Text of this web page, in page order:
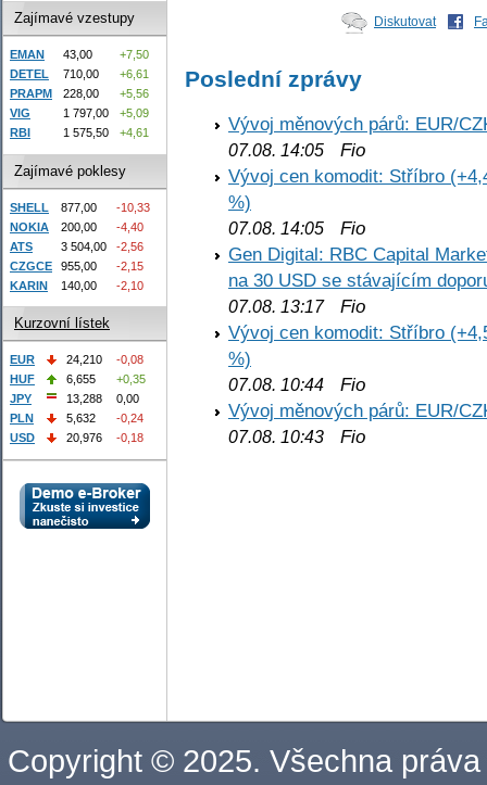
Diskutovat
Poslední zprávy
Vývoj měnových párů: EUR/
07.08. 14:05 Fio
Vývoj cen komodit: Stříbro
%)
07.08. 14:05 Fio
Gen Digital: RBC Capital
na 30 USD se stávajícím
07.08. 13:17Fio
Vývoj cen komodit: Stříbro
%)
07.08. 10:44 Fio
Vývoj měnových párů: EUR/
07.08. 10:43 Fio
Zajímavé vzestupy
EMAN 43,00
+7,50
DETEL
710,00
+6,61
PRAPM
228,00
+5,56
VIG
1 797,00
+5,09
RBI
1 575,50 +4,61
Zajímavé poklesy
SHELL 877,00
-10,33
NOKIA
200,00
-4,40
ATS
3 504,00
-2,56
CZGCE
955,00
-2,15
KARIN
140,00 -2,10
Kurzovní lístek
EUR 24,210
-0,08
HUF
6,655
+0,35
JPY
13,288
0,00
PLN
5,632
-0,24
USD
20,976 -0,18
Copyright © 2025. Všechna práva